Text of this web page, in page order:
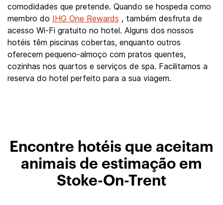
comodidades que pretende. Quando se hospeda como
membro do IHG One Rewards , também desfruta de
acesso Wi-Fi gratuito no hotel. Alguns dos nossos
hotéis têm piscinas cobertas, enquanto outros
oferecem pequeno-almoço com pratos quentes,
cozinhas nos quartos e serviços de spa. Facilitamos a
reserva do hotel perfeito para a sua viagem.
Encontre hotéis que aceitam
animais de estimação em
Stoke-On-Trent